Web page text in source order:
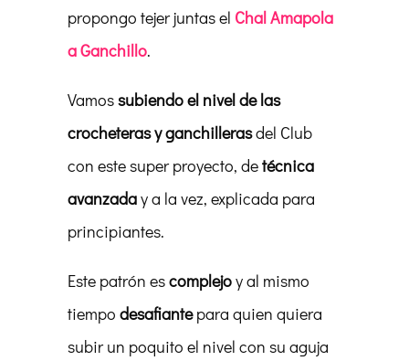
propongo tejer juntas el Chal Amapola
a Ganchillo.
Vamossubiendo el nivel de las
crocheteras y ganchillerasdel Club
con este super proyecto, detécnica
avanzaday a la vez, explicada para
principiantes.
Este patrón escomplejoy al mismo
tiempo desafiantepara quien quiera
subir un poquito el nivel con su aguja